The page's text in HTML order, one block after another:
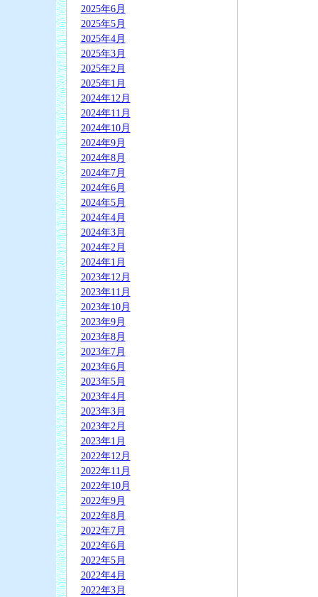
2025年6月
2025年5月
2025年4月
2025年3月
2025年2月
2025年1月
2024年12月
2024年11月
2024年10月
2024年9月
2024年8月
2024年7月
2024年6月
2024年5月
2024年4月
2024年3月
2024年2月
2024年1月
2023年12月
2023年11月
2023年10月
2023年9月
2023年8月
2023年7月
2023年6月
2023年5月
2023年4月
2023年3月
2023年2月
2023年1月
2022年12月
2022年11月
2022年10月
2022年9月
2022年8月
2022年7月
2022年6月
2022年5月
2022年4月
2022年3月